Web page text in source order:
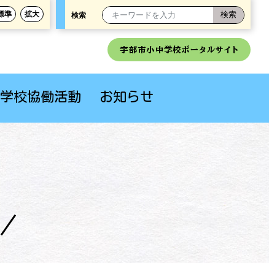
準 拡大 検索
宇部市小中学校ポータルサイト
校協働活動 お知らせ